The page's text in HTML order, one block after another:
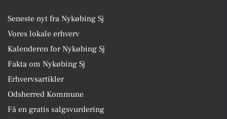
Seneste nyt fra Nykøbing Sj
Vores lokale erhverv
Kalenderen for Nykøbing Sj
Fakta om Nykøbing Sj
Erhvervsartikler
Odsherred Kommune
Få en gratis salgsvurdering